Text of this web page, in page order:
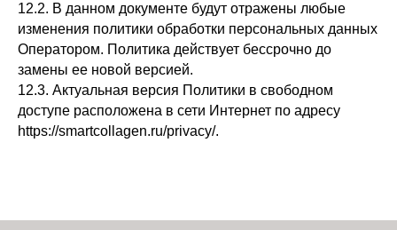
12.2. В данном документе будут отражены любые
изменения политики обработки персональных данных
Оператором. Политика действует бессрочно до
замены ее новой версией.
12.3. Актуальная версия Политики в свободном
доступе расположена в сети Интернет по адресу
https://smartcollagen.ru/privacy/.